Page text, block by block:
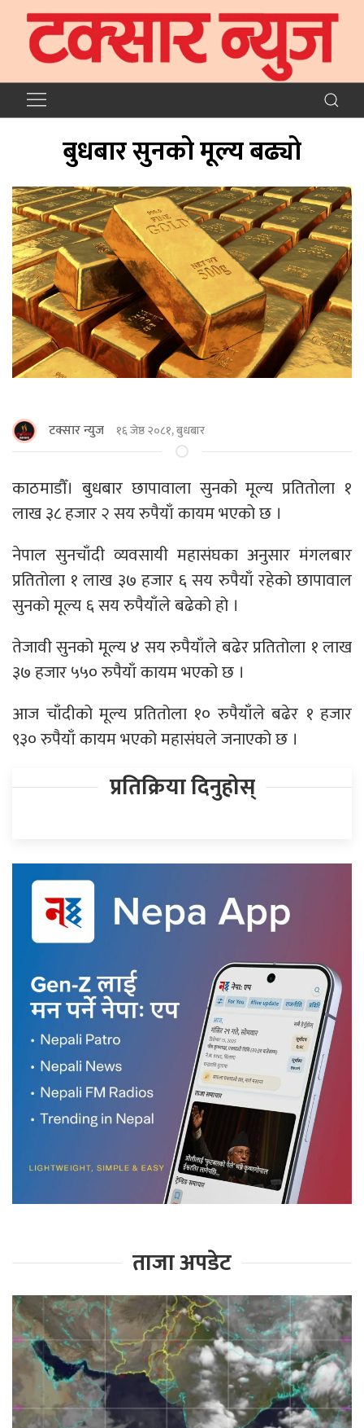
बुधबार सुनको मूल्य बढ्यो
टक्सार न्युज १६ जेष्ठ २०८१, बुधबार
काठमाडौँ। बुधबार छापावाला सुनको मूल्य प्रतितोला १
लाख ३८ हजार २ सय रुपैयाँ कायम भएको छ ।
नेपाल सुनचाँदी व्यवसायी महासंघका अनुसार मंगलबार
प्रतितोला १ लाख ३७ हजार ६ सय रुपैयाँ रहेको छापावाल
सुनको मूल्य ६ सय रुपैयाँले बढेको हो ।
तेजावी सुनको मूल्य ४ सय रुपैयाँले बढेर प्रतितोला १ लाख
३७ हजार ५५० रुपैयाँ कायम भएको छ ।
आज चाँदीको मूल्य प्रतितोला १० रुपैयाँले बढेर १ हजार
९३० रुपैयाँ कायम भएको महासंघले जनाएको छ ।
प्रतिक्रिया दिनुहोस्
ताजा अपडेट